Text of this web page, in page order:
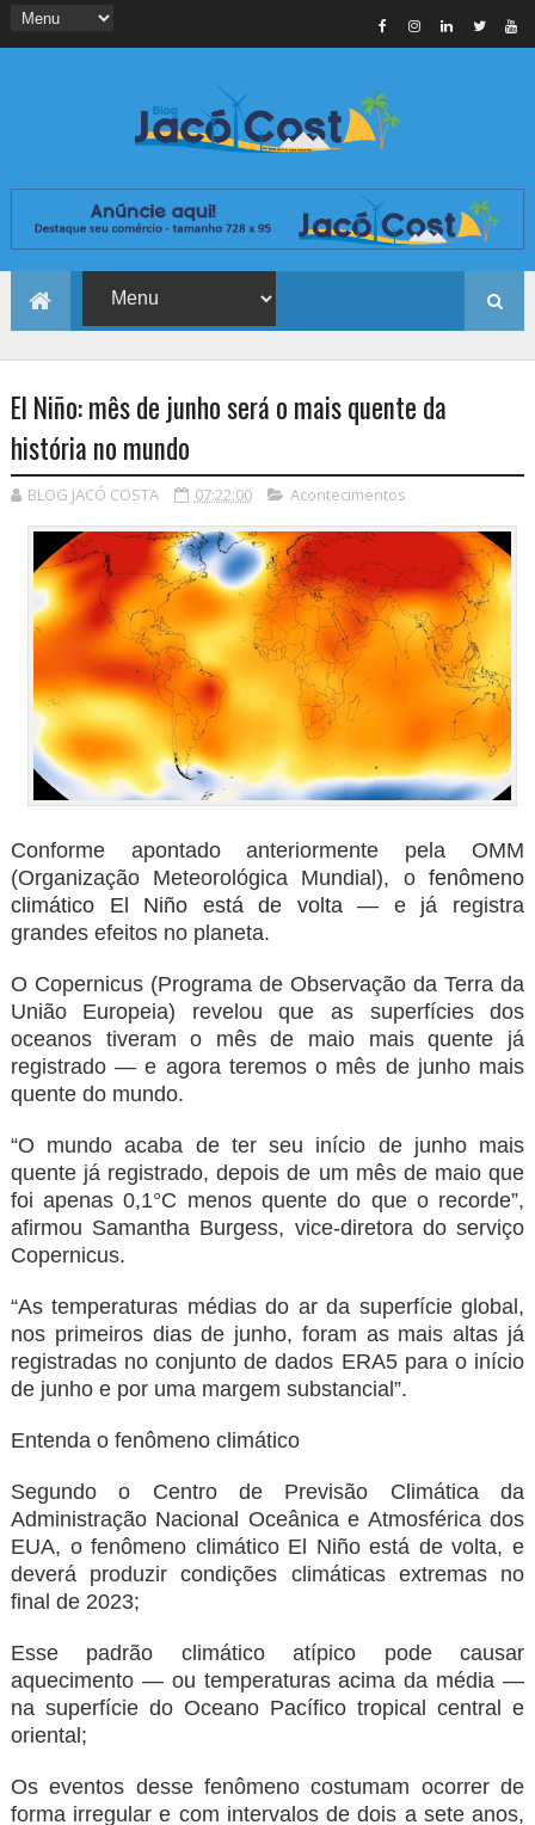
El Niño: mês de junho será o mais quente da
história no mundo
BLOG JACÓ COSTA 07:22:00 Acontecimentos
Conforme apontado anteriormente pela OMM
(Organização Meteorológica Mundial), ofenômeno
climático El Niño está de volta— e já registra
grandes efeitos no planeta.
O Copernicus (Programa de Observação da Terra da
União Europeia) revelou que as superfícies dos
oceanos tiveram o mês de maio mais quente já
registrado — e agora teremos o mês de junho mais
quente do mundo.
“O mundo acaba de ter seu início de junho mais
quente já registrado, depois de um mês de maio que
foi apenas 0,1°C menos quente do que o recorde”,
afirmou Samantha Burgess, vice-diretora do serviço
Copernicus.
“As temperaturas médias do ar da superfície global,
nos primeiros dias de junho, foram as mais altas já
registradas no conjunto de dados ERA5 para o início
de junho e por uma margem substancial”.
Entenda o fenômeno climático
Segundo o Centro de Previsão Climática da
Administração Nacional Oceânica e Atmosférica dos
EUA, o fenômeno climático El Niño está de volta, e
deverá produzir condições climáticas extremas no
final de 2023;
Esse padrão climático atípico pode causar
aquecimento — ou temperaturas acima da média —
na superfície do Oceano Pacífico tropical central e
oriental;
Os eventos desse fenômeno costumam ocorrer de
forma irregular e com intervalos de dois a sete anos,